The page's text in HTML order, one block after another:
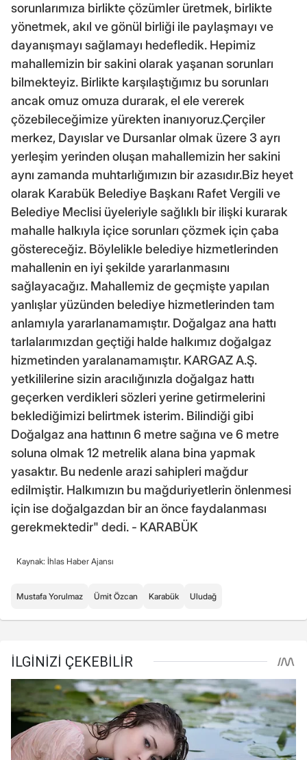
sorunlarımıza birlikte çözümler üretmek, birlikte
yönetmek, akıl ve gönül birliği ile paylaşmayı ve
dayanışmayı sağlamayı hedefledik. Hepimiz
mahallemizin bir sakini olarak yaşanan sorunları
bilmekteyiz. Birlikte karşılaştığımız bu sorunları
ancak omuz omuza durarak, el ele vererek
çözebileceğimize yürekten inanıyoruz.Çerçiler
merkez, Dayıslar ve Dursanlar olmak üzere 3 ayrı
yerleşim yerinden oluşan mahallemizin her sakini
aynı zamanda muhtarlığımızın bir azasıdır.Biz heyet
olarak Karabük Belediye Başkanı Rafet Vergili ve
Belediye Meclisi üyeleriyle sağlıklı bir ilişki kurarak
mahalle halkıyla içice sorunları çözmek için çaba
göstereceğiz. Böylelikle belediye hizmetlerinden
mahallenin en iyi şekilde yararlanmasını
sağlayacağız. Mahallemiz de geçmişte yapılan
yanlışlar yüzünden belediye hizmetlerinden tam
anlamıyla yararlanamamıştır. Doğalgaz ana hattı
tarlalarımızdan geçtiği halde halkımız doğalgaz
hizmetinden yaralanamamıştır. KARGAZ A.Ş.
yetkililerine sizin aracılığınızla doğalgaz hattı
geçerken verdikleri sözleri yerine getirmelerini
beklediğimizi belirtmek isterim. Bilindiği gibi
Doğalgaz ana hattının 6 metre sağına ve 6 metre
soluna olmak 12 metrelik alana bina yapmak
yasaktır. Bu nedenle arazi sahipleri mağdur
edilmiştir. Halkımızın bu mağduriyetlerin önlenmesi
için ise doğalgazdan bir an önce faydalanması
gerekmektedir" dedi. - KARABÜK
Kaynak: İhlas Haber Ajansı
Mustafa Yorulmaz Ümit Özcan Karabük Uludağ